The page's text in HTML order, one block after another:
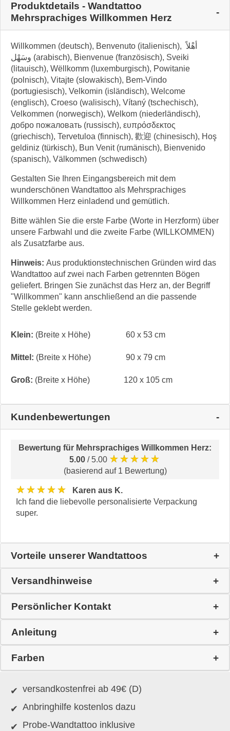
Produktdetails - Wandtattoo
Mehrsprachiges Willkommen Herz
Willkommen (deutsch), Benvenuto (italienisch), أهْلاً
وسَهْل (arabisch), Bienvenue (französisch), Sveiki
(litauisch), Wëllkomm (luxemburgisch), Powitanie
(polnisch), Vitajte (slowakisch), Bem-Vindo
(portugiesisch), Velkomin (isländisch), Welcome
(englisch), Croeso (walisisch), Vítaný (tschechisch),
Velkommen (norwegisch), Welkom (niederländisch),
добро пожаловать (russisch), ευπρόσδεκτος
(griechisch), Tervetuloa (finnisch), 歡迎 (chinesisch), Hoş
geldiniz (türkisch), Bun Venit (rumänisch), Bienvenido
(spanisch), Välkommen (schwedisch)
Gestalten Sie Ihren Eingangsbereich mit dem
wunderschönen Wandtattoo als Mehrsprachiges
Willkommen Herz einladend und gemütlich.
Bitte wählen Sie die erste Farbe (Worte in Herzform) über
unsere Farbwahl und die zweite Farbe (WILLKOMMEN)
als Zusatzfarbe aus.
Hinweis: Aus produktionstechnischen Gründen wird das
Wandtattoo auf zwei nach Farben getrennten Bögen
geliefert. Bringen Sie zunächst das Herz an, der Begriff
"Willkommen" kann anschließend an die passende
Stelle geklebt werden.
Klein: (Breite x Höhe) 60 x 53 cm
Mittel: (Breite x Höhe) 90 x 79 cm
Groß: (Breite x Höhe) 120 x 105 cm
Kundenbewertungen
Bewertung für Mehrsprachiges Willkommen Herz:
5.00 / 5.00 ★★★★★
(basierend auf 1 Bewertung)
★★★★★
Karen aus K.
Ich fand die liebevolle personalisierte Verpackung
super.
Vorteile unserer Wandtattoos
Versandhinweise
Persönlicher Kontakt
Anleitung
Farben
versandkostenfrei ab 49€ (D)
Anbringhilfe kostenlos dazu
Probe-Wandtattoo inklusive